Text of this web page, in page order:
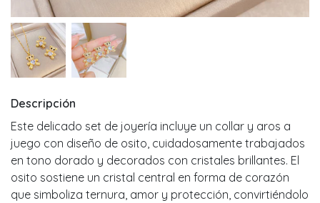
Descripción
Este delicado set de joyería incluye un collar y aros a
juego con diseño de osito, cuidadosamente trabajados
en tono dorado y decorados con cristales brillantes. El
osito sostiene un cristal central en forma de corazón
que simboliza ternura, amor y protección, convirtiéndolo